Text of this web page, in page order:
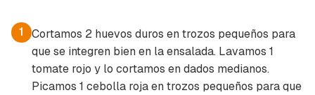
1
Cortamos 2 huevos duros en trozos pequeños para
que se integren bien en la ensalada. Lavamos 1
tomate rojo y lo cortamos en dados medianos.
Picamos 1 cebolla roja en trozos pequeños para que